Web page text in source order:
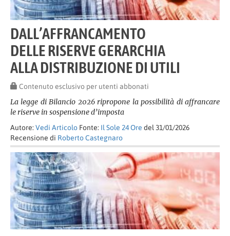
DALL’AFFRANCAMENTO
DELLE RISERVE GERARCHIA
ALLA DISTRIBUZIONE DI UTILI
Contenuto esclusivo per utenti abbonati
La legge di Bilancio 2026 ripropone la possibilità di affrancare
le riserve in sospensione d’imposta
Autore: Vedi Articolo Fonte: Il Sole 24 Ore del 31/01/2026
Recensione di Roberto Castegnaro